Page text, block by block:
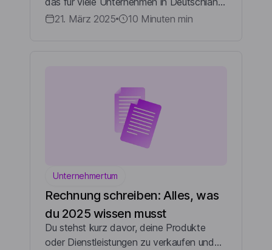
sehr wichtig ist, aber oft noch Fragen
21. März 2025 10 Minuten min
Unternehmertum
Rechnung schreiben: Alles, was
du 2025 wissen musst
Du stehst kurz davor, deine Produkte
oder Dienstleistungen zu verkaufen und